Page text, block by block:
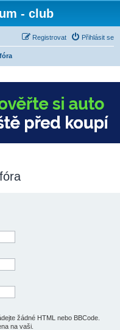
- club
Přihlásit se
Registrovat
žádné HTML nebo BBCode.
na vaši.